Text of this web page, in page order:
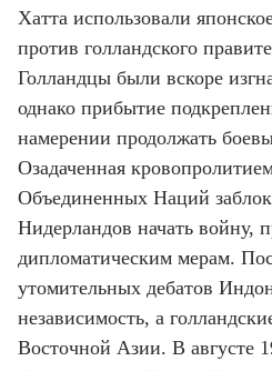
Хатта использовали
против голландского
Голландцы были вскоре
однако прибытие
намерении продолжать
Озадаченная
Объединенных Наций
Нидерландов начать войну,
дипломатическим мерам.
утомительных дебатов
независимость, а
Восточной Азии. В августе